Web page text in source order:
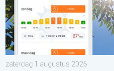
zaterdag 1 augustus 2026